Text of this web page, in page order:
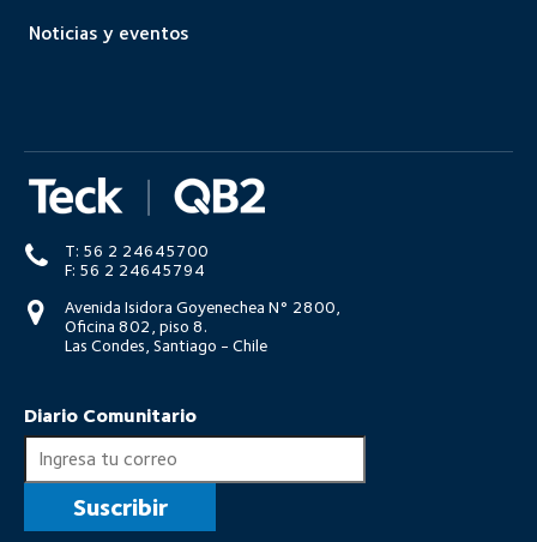
Noticias y eventos
T: 56 2 24645700
F: 56 2 24645794
Avenida Isidora Goyenechea N° 2800,
Oficina 802, piso 8.
Las Condes, Santiago - Chile
Diario Comunitario